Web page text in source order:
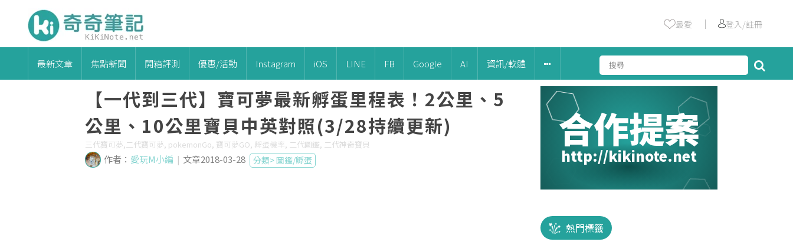
最愛 ｜ 登入/註冊
最新文章 焦點新聞 開箱評測 優惠/活動 Instagram iOS LINE FB Google AI 資訊/軟體
合作提案
http://kikinote.net
熱門標籤
【一代到三代】寶可夢最新孵蛋里程表！2公里、5
公里、10公里寶貝中英對照(3/28持續更新)
三代寶可夢,二代寶可夢, pokemonGo, 寶可夢GO, 孵蛋機率, 二代圖鑑, 二代神奇寶貝
作者： 愛玩M小編 | 文章2018-03-28 分類>圖鑑/孵蛋